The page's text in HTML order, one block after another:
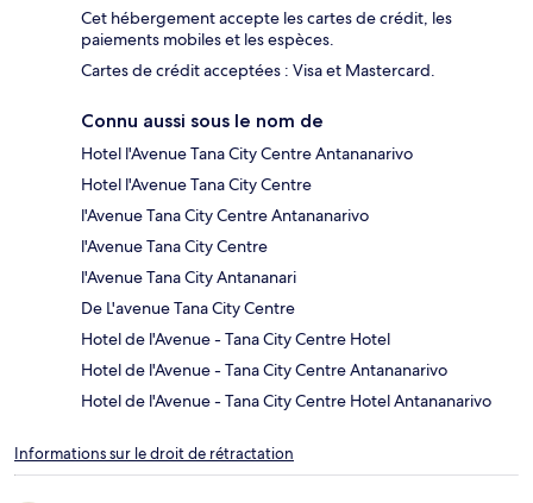
Cet hébergement accepte les cartes de crédit, les
paiements mobiles et les espèces.
Cartes de crédit acceptées : Visa et Mastercard.
Connu aussi sous le nom de
Hotel l'Avenue Tana City Centre Antananarivo
Hotel l'Avenue Tana City Centre
l'Avenue Tana City Centre Antananarivo
l'Avenue Tana City Centre
l'Avenue Tana City Antananari
De L'avenue Tana City Centre
Hotel de l'Avenue - Tana City Centre Hotel
Hotel de l'Avenue - Tana City Centre Antananarivo
Hotel de l'Avenue - Tana City Centre Hotel Antananarivo
Informations sur le droit de rétractation